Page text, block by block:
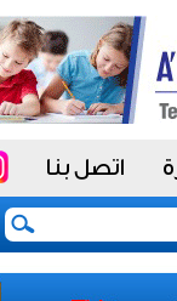
اتصل بنا
موظفو